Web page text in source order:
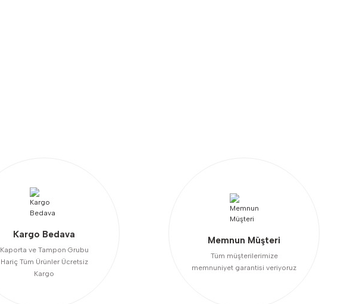
Kargo Bedava
Kaporta ve Tampon Grubu
Hariç Tüm Ürünler Ücretsiz
Kargo
Memnun Müşteri
Tüm müşterilerimize
memnuniyet garantisi veriyoruz